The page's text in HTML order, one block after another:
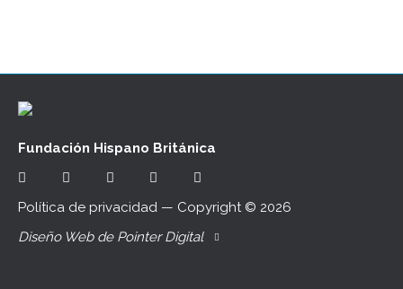
Fundación Hispano Británica
Política de privacidad — Copyright © 2026
Diseño Web de Pointer Digital